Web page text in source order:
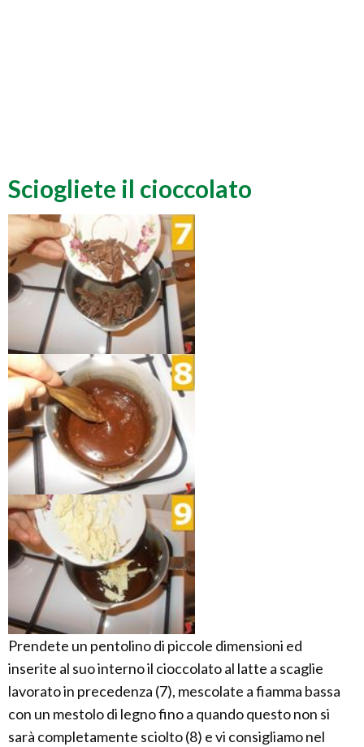
Sciogliete il cioccolato
Prendete un pentolino di piccole dimensioni ed
inserite al suo interno il cioccolato al latte a scaglie
lavorato in precedenza (7), mescolate a fiamma bassa
con un mestolo di legno fino a quando questo non si
sarà completamente sciolto (8) e vi consigliamo nel